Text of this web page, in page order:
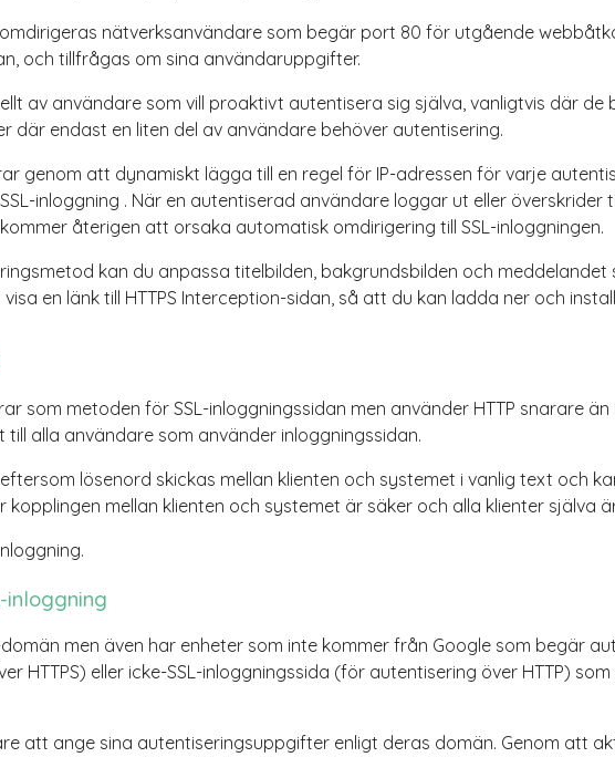
nätverksanvändare som begär port 80 för utgående
och tillfrågas om sina användaruppgifter.
av användare som vill proaktivt autentisera sig själva, vanligtvis där
där endast en liten del av användare behöver autentisering.
genom att dynamiskt lägga till en regel för IP-adressen för varje
inloggning . När en autentiserad användare loggar ut eller
återigen att orsaka automatisk omdirigering till SSL-inloggningen.
kan du anpassa titelbilden, bakgrundsbilden och meddelandet
en länk till HTTPS Interception-sidan, så att du kan ladda ner och
som metoden för SSL-inloggningssidan men använder HTTP snarare
alla användare som använder inloggningssidan.
lösenord skickas mellan klienten och systemet i vanlig text och
mellan klienten och systemet är säker och alla klienter själva
inloggning
men även har enheter som inte kommer från Google som begär
HTTPS) eller icke-SSL-inloggningssida (för autentisering över HTTP)
att ange sina autentiseringsuppgifter enligt deras domän. Genom att